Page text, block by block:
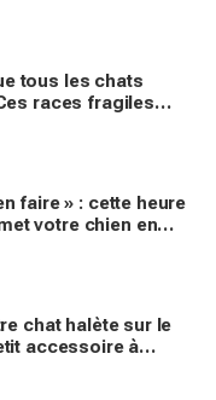
tous les chats
races fragiles
faire » : cette heure
votre chien en
chat halète sur le
accessoire à